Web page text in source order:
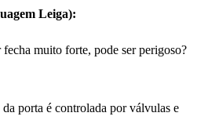
Leiga):
muito forte, pode ser perigoso?
porta é controlada por válvulas e